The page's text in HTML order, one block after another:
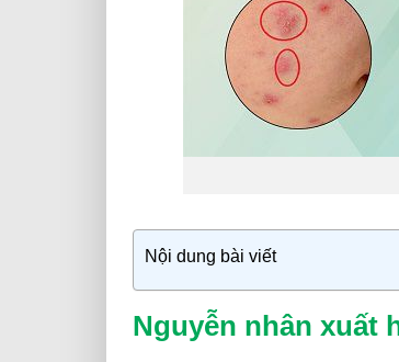
Nội dung bài viết
Nguyễn nhân xuất